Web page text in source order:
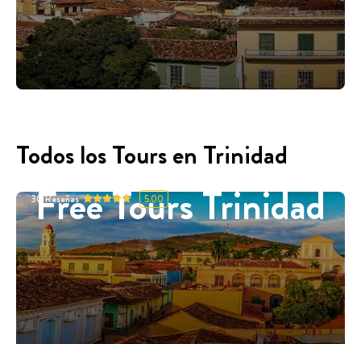
Todos los Tours en Trinidad
Free Tours Trinidad
30 Reseñas 5.00